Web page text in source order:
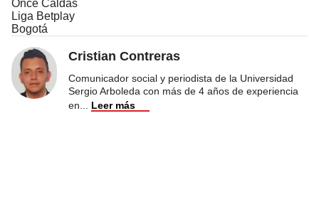
Once Caldas
Liga Betplay
Bogotá
Cristian Contreras
Comunicador social y periodista de la Universidad
Sergio Arboleda con más de 4 años de experiencia
en
Leer más